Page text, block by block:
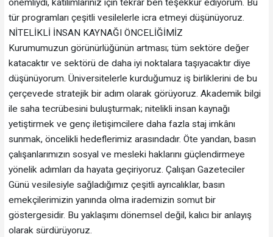
önemliydi, katılımlarınız için tekrar ben teşekkür ediyorum. Bu
tür programları çeşitli vesilelerle icra etmeyi düşünüyoruz.
NİTELİKLİ İNSAN KAYNAĞI ÖNCELİĞİMİZ
Kurumumuzun görünürlüğünün artması; tüm sektöre değer
katacaktır ve sektörü de daha iyi noktalara taşıyacaktır diye
düşünüyorum. Üniversitelerle kurduğumuz iş birliklerini de bu
çerçevede stratejik bir adım olarak görüyoruz. Akademik bilgi
ile saha tecrübesini buluşturmak; nitelikli insan kaynağı
yetiştirmek ve genç iletişimcilere daha fazla staj imkânı
sunmak, öncelikli hedeflerimiz arasındadır. Öte yandan, basın
çalışanlarımızın sosyal ve mesleki haklarını güçlendirmeye
yönelik adımları da hayata geçiriyoruz. Çalışan Gazeteciler
Günü vesilesiyle sağladığımız çeşitli ayrıcalıklar, basın
emekçilerimizin yanında olma irademizin somut bir
göstergesidir. Bu yaklaşımı dönemsel değil, kalıcı bir anlayış
olarak sürdürüyoruz.